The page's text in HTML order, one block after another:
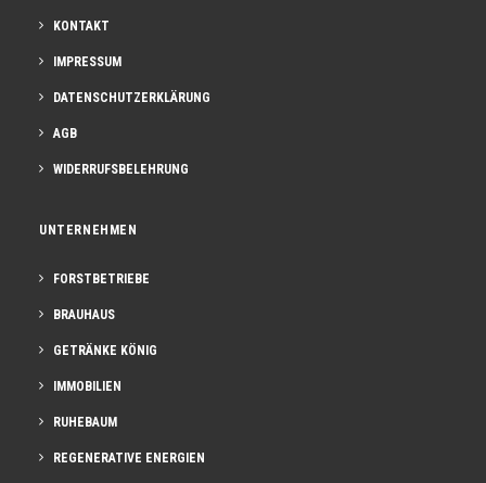
KONTAKT
IMPRESSUM
DATENSCHUTZERKLÄRUNG
AGB
WIDERRUFSBELEHRUNG
UNTERNEHMEN
FORSTBETRIEBE
BRAUHAUS
GETRÄNKE KÖNIG
IMMOBILIEN
RUHEBAUM
REGENERATIVE ENERGIEN